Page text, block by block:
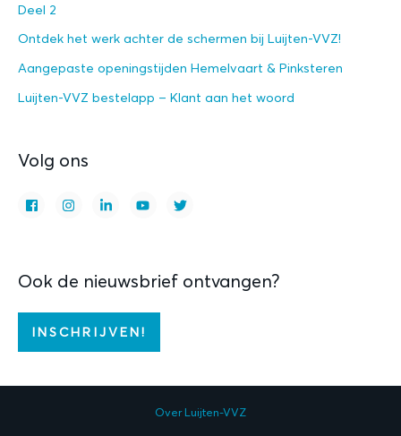
Deel 2
Ontdek het werk achter de schermen bij Luijten-VVZ!
Aangepaste openingstijden Hemelvaart & Pinksteren
Luijten-VVZ bestelapp – Klant aan het woord
Volg ons
Ook de nieuwsbrief ontvangen?
INSCHRIJVEN!
Over Luijten-VVZ